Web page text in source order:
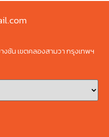
ชัน เขตคลองสามวา กรุงเทพฯ